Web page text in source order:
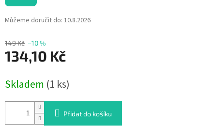
149 Kč –10 %
134,10 Kč
cena:
Skladem (1 ks)
Můžeme doručit do: 10.8.2026
Přidat do košíku